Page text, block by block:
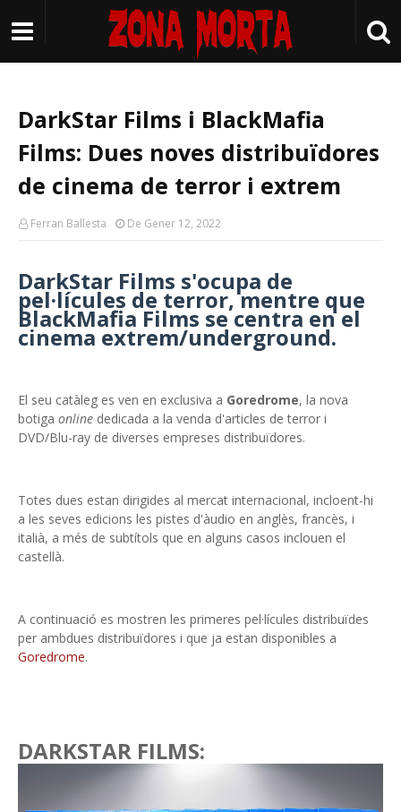
DarkStar Films i BlackMafia
Films: Dues noves distribuïdores
de cinema de terror i extrem
Ferran Ballesta De Gener 12, 2022
DarkStar Films s'ocupa de
pel·lícules de terror, mentre que
BlackMafia Films se centra en el
cinema extrem/underground.
El seu catàleg es ven en exclusiva a Goredrome, la nova
botiga online dedicada a la venda d'articles de terror i
DVD/Blu-ray de diverses empreses distribuïdores.
Totes dues estan dirigides al mercat internacional, incloent-hi
a les seves edicions les pistes d'àudio en anglès, francès, i
italià, a més de subtítols que en alguns casos inclouen el
castellà.
A continuació es mostren les primeres pel·lícules distribuïdes
per ambdues distribuïdores i que ja estan disponibles a
Goredrome.
DARKSTAR FILMS: